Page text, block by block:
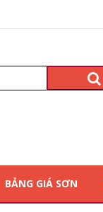
BẢNG GIÁ SƠN